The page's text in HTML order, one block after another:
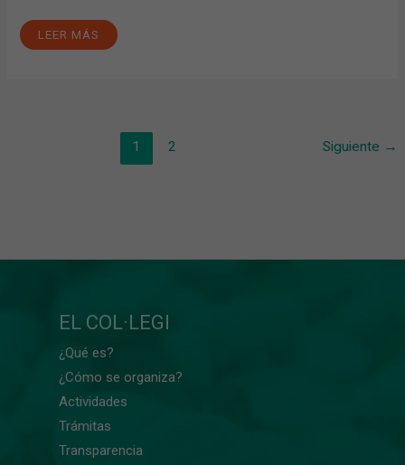
LEER MÁS
1 2 Siguiente →
EL COL·LEGI
¿Qué es?
¿Cómo se organiza?
Actividades
Trámitas
Transparencia